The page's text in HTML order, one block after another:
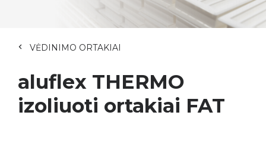
VĖDINIMO ORTAKIAI
aluflex THERMO
izoliuoti ortakiai FAT